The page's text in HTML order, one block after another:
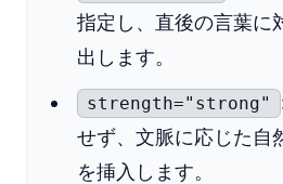
指定し、直後の言葉に
出します。
strength="strong"
せず、文脈に応じた自
を挿入します。